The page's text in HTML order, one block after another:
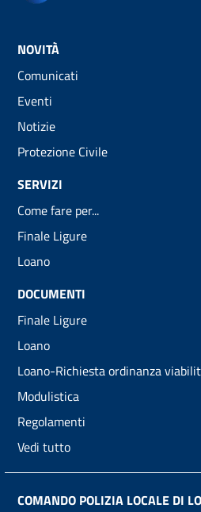
NOVITÀ
Comunicati
Eventi
Notizie
Protezione Civile
SERVIZI
Come fare per...
Finale Ligure
Loano
DOCUMENTI
Finale Ligure
Loano
Loano-Richiesta ordinanza
Modulistica
Regolamenti
Vedi tutto
COMANDO POLIZIA LOCALE DI